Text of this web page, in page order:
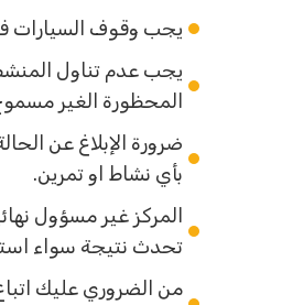
يجب وقوف السيارات في
يجب عدم تناول
المحظورة الغير مسموح
ضرورة الإبلاغ عن
بأي نشاط او تمرين.
المركز غير مسؤول
تحدث نتيجة سواء
من الضروري عليك